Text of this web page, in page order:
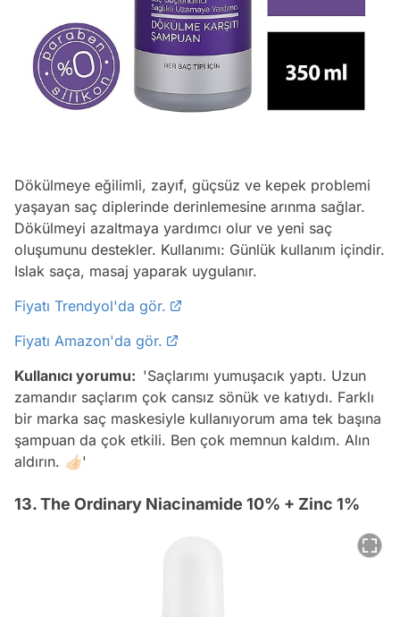
Dökülmeye eğilimli, zayıf, güçsüz ve kepek problemi
yaşayan saç diplerinde derinlemesine arınma sağlar.
Dökülmeyi azaltmaya yardımcı olur ve yeni saç
oluşumunu destekler. Kullanımı: Günlük kullanım içindir.
Islak saça, masaj yaparak uygulanır.
Fiyatı Trendyol'da gör.
Fiyatı Amazon'da gör.
Kullanıcı yorumu: 'Saçlarımı yumuşacık yaptı. Uzun
zamandır saçlarım çok cansız sönük ve katıydı. Farklı
bir marka saç maskesiyle kullanıyorum ama tek başına
şampuan da çok etkili. Ben çok memnun kaldım. Alın
aldırın. 👍🏻'
13. The Ordinary Niacinamide 10% + Zinc 1%